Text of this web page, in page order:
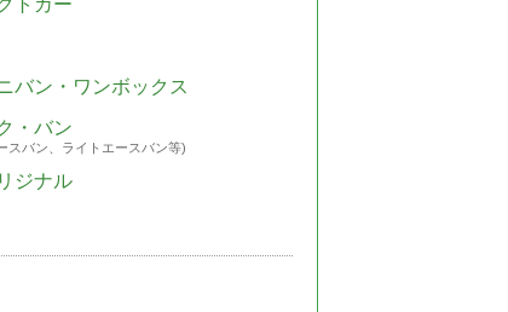
トカー
バン・ワンボックス
・バン
スバン、ライトエースバン等)
ジナル